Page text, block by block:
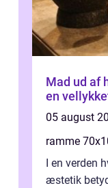
Mad ud af
en
05 august
ramme
I en verden
æstetik